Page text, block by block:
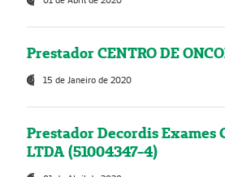
Prestador CENTRO DE
15 de Janeiro de 2020
Prestador Decordis Exames
LTDA (51004347-4)